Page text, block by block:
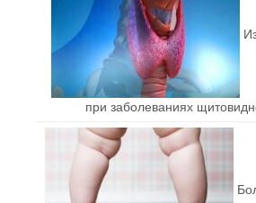
при заболеваниях